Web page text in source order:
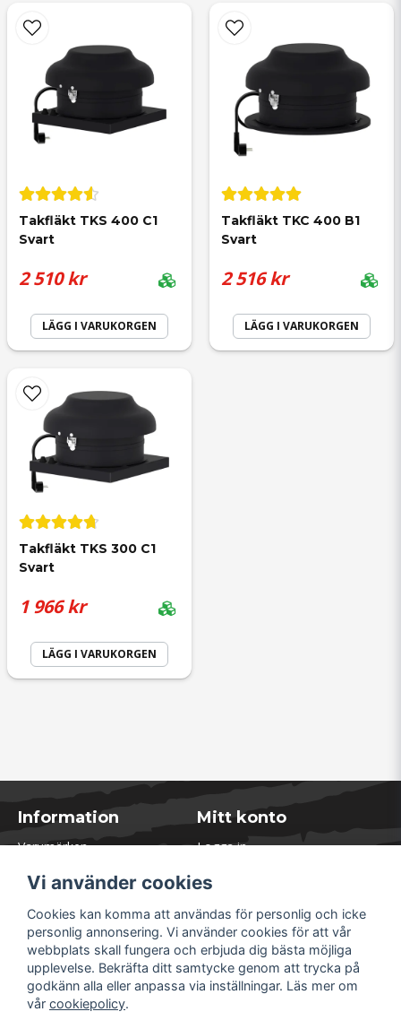
Takfläkt TKS 400 C1
Svart
2 510 kr
LÄGG I VARUKORGEN
Takfläkt TKC 400 B1
Svart
2 516 kr
LÄGG I VARUKORGEN
Takfläkt TKS 300 C1
Svart
1 966 kr
LÄGG I VARUKORGEN
Information
Varumärken
Kontakta oss
Öppettider Lager
Om Soliduct
Soliduct & Ventilation.se
Informationssidor
Returer
Villkor & Policy
Mitt konto
Logga in
Glömt lösenord?
Vi använder cookies
Cookies kan komma att användas för personlig och icke
personlig annonsering. Vi använder cookies för att vår
webbplats skall fungera och erbjuda dig bästa möjliga
upplevelse. Bekräfta ditt samtycke genom att trycka på
godkänn alla eller anpassa via inställningar. Läs mer om
vår cookiepolicy.